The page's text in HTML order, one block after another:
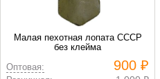
Малая пехотная лопата СССР
без клейма
Оптовая:
900 ₽